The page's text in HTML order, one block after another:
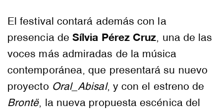
El festival contará además con la
presencia deSílvia Pérez Cruz, una de las
voces más admiradas de la música
contemporánea, que presentará su nuevo
proyecto Oral_Abisal, y con el estreno de
Brontë, la nueva propuesta escénica del